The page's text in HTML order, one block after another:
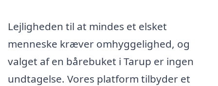
Lejligheden til at mindes et elsket
menneske kræver omhyggelighed, og
valget af en bårebuket i Tarup er ingen
undtagelse. Vores platform tilbyder et